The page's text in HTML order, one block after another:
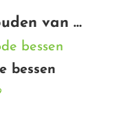
van …
bessen